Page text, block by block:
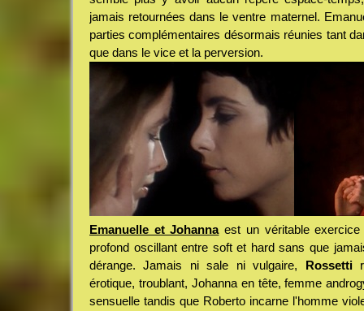
jamais retournées dans le ventre maternel.
parties complémentaires désormais réunies tant
que dans le vice et la perversion.
Emanuelle et Johannaest un véritable exercice
profond oscillant entre soft et hard sans que
dérange. Jamais ni sale ni vulgaire, Rossetti
érotique, troublant, Johanna en tête, femme
sensuelle tandis que Roberto incarne l'homme